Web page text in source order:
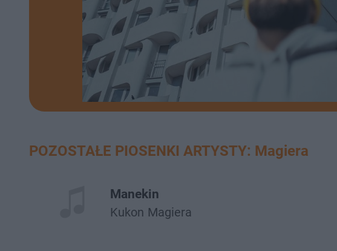
POZOSTAŁE PIOSENKI ARTYSTY: Magiera
Manekin
Kukon Magiera